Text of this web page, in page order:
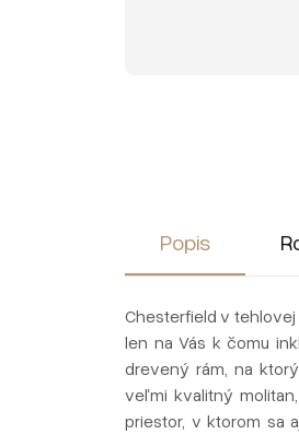
Popis
Chesterfield v
len na Vás k čomu
drevený rám, na
veľmi kvalitný
priestor, v ktorom sa